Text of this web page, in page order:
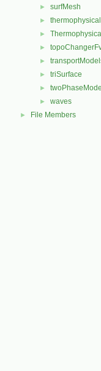
► surfMesh
►
►
►
►
► triSurface
►
► waves
► File Members